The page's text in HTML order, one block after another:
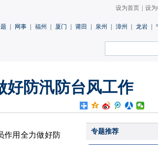
设为首页 设
网事 福州 厦门 莆田 泉州 漳州 龙岩
防汛防台风工作
作用全力做好防
专题推荐